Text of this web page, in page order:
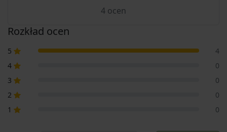
4 ocen
Rozkład ocen
5
4
4
0
3
0
2
0
1
0